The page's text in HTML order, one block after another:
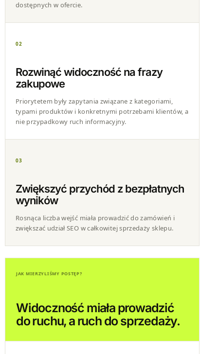
dostępnych w ofercie.
02
Rozwinąć widoczność na frazy
zakupowe
Priorytetem były zapytania związane z kategoriami,
typami produktów i konkretnymi potrzebami klientów, a
nie przypadkowy ruch informacyjny.
03
Zwiększyć przychód z bezpłatnych
wyników
Rosnąca liczba wejść miała prowadzić do zamówień i
zwiększać udział SEO w całkowitej sprzedaży sklepu.
JAK MIERZYLIŚMY POSTĘP?
Widoczność miała prowadzić
do ruchu, a ruch do sprzedaży.